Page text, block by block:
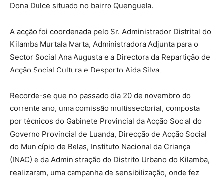
Dona Dulce situado no bairro Quenguela.
A acção foi coordenada pelo Sr. Administrador Distrital do
Kilamba Murtala Marta, Administradora Adjunta para o
Sector Social Ana Augusta e a Directora da Repartição de
Acção Social Cultura e Desporto Aida Silva.
Recorde-se que no passado dia 20 de novembro do
corrente ano, uma comissão multissectorial, composta
por técnicos do Gabinete Provincial da Acção Social do
Governo Provincial de Luanda, Direcção de Acção Social
do Município de Belas, Instituto Nacional da Criança
(INAC) e da Administração do Distrito Urbano do Kilamba,
realizaram, uma campanha de sensibilização, onde fez